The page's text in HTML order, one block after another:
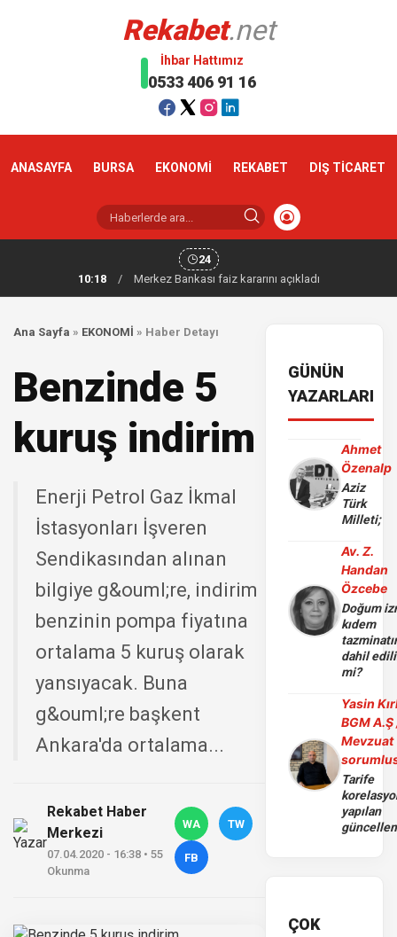
Rekabet.net
İhbar Hattımız
0533 406 91 16
ANASAYFA BURSA EKONOMİ REKABET DIŞ TİCARET
24
10:18
/ Merkez Bankası faiz kararını açıkladı
Ana Sayfa » EKONOMİ » Haber Detayı
Benzinde 5
kuruş indirim
Enerji Petrol Gaz İkmal
İstasyonları İşveren
Sendikasından alınan
bilgiye g&ouml;re, indirim
benzinin pompa fiyatına
ortalama 5 kuruş olarak
yansıyacak. Buna
g&ouml;re başkent
Ankara'da ortalama...
Rekabet Haber
Merkezi
07.04.2020 - 16:38 • 55
Okunma
WA TW
FB
GÜNÜN
YAZARLARI
Ahmet
Özenalp
Aziz
Türk
Milleti;
Av. Z.
Handan
Özcebe
Doğum
kıdem
dahil
mi?
Yasin
BGM A.Ş
Mevzuat
Tarife
yapılan
ÇOK